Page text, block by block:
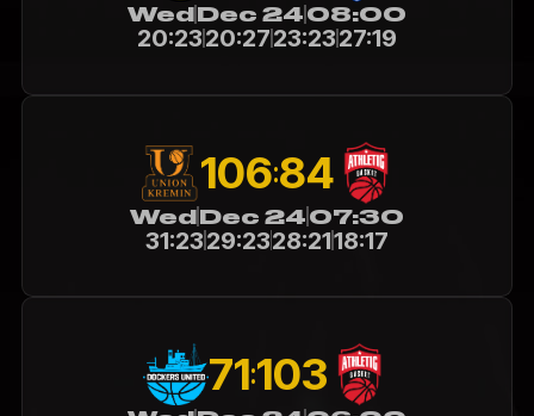
WedDec 2408:00
20:2320:2723:2327:19
106:84
WedDec 2407:30
31:2329:2328:2118:17
71:103